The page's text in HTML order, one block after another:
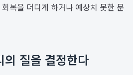
복을 더디게 하거나 예상치 못한 문
의 질을 결정한다